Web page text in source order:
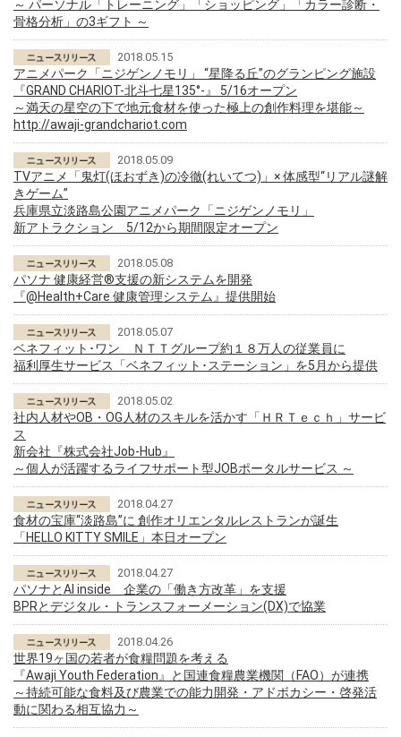
～ パーソナル「トレーニング」「ショッピング」「カラー診断・
骨格分析」の3ギフト ～
2018.05.15
アニメパーク「ニジゲンノモリ」 “星降る丘”のグランピング施設
『GRAND CHARIOT-北斗七星135°-』 5/16オープン
～満天の星空の下で地元食材を使った極上の創作料理を堪能～
http://awaji-grandchariot.com
2018.05.09
TVアニメ「鬼灯(ほおずき)の冷徹(れいてつ)」× 体感型“リアル謎解
きゲーム”
兵庫県立淡路島公園アニメパーク「ニジゲンノモリ」
新アトラクション 5/12から期間限定オープン
2018.05.08
パソナ 健康経営®支援の新システムを開発
『@Health+Care 健康管理システム』提供開始
2018.05.07
ベネフィット･ワン ＮＴＴグループ約１８万人の従業員に
福利厚生サービス「ベネフィット･ステーション」を5月から提供
2018.05.02
社内人材やOB・OG人材のスキルを活かす「ＨＲＴｅｃｈ」サービ
ス
新会社『株式会社Job-Hub』
～個人が活躍するライフサポート型JOBポータルサービス ～
2018.04.27
食材の宝庫“淡路島”に 創作オリエンタルレストランが誕生
「HELLO KITTY SMILE」本日オープン
2018.04.27
パソナとAI inside 企業の「働き方改革」を支援
BPRとデジタル・トランスフォーメーション(DX)で協業
2018.04.26
世界19ヶ国の若者が食糧問題を考える
『Awaji Youth Federation』と国連食糧農業機関（FAO）が連携
～持続可能な食料及び農業での能力開発・アドボカシー・啓発活
動に関わる相互協力～